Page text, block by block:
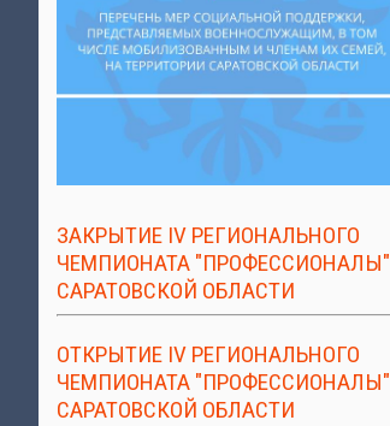
ЗАКРЫТИЕ IV РЕГИОНАЛЬНОГО
ЧЕМПИОНАТА "ПРОФЕССИОНАЛЫ"
САРАТОВСКОЙ ОБЛАСТИ
ОТКРЫТИЕ IV РЕГИОНАЛЬНОГО
ЧЕМПИОНАТА "ПРОФЕССИОНАЛЫ"
САРАТОВСКОЙ ОБЛАСТИ